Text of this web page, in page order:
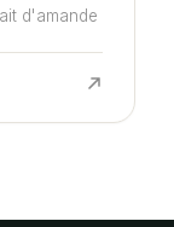
d'amande